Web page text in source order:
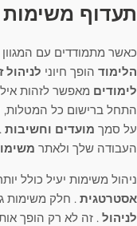
תעדוף משימות
כאשר מתמודדים עם
הלימוד הופך חיוני לניהול
לימודים מאפשר לזהות
התחל ברישום כל המטלות,
על סמך מועדים וחשיבות
העבודה שלך ולאתר
ניהול משימות יעיל כולל
אסטרטגית . חלק משימות
לניהול . זה לא רק הופך